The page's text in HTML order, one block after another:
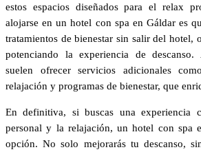
estos espacios diseñados para el relax
alojarse en un hotel con spa en Gáldar es
tratamientos de bienestar sin salir del hotel,
potenciando la experiencia de descanso.
suelen ofrecer servicios adicionales
relajación y programas de bienestar, que
En definitiva, si buscas una experiencia
personal y la relajación, un hotel con spa
opción. No solo mejorarás tu descanso,